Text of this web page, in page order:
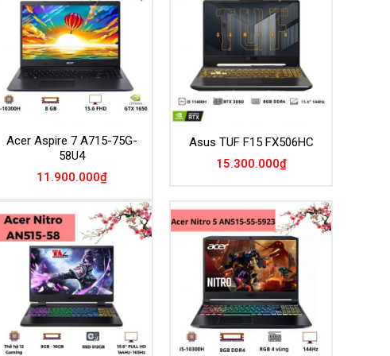
Add to
Wishlist
Acer Aspire 7 A715-75G-
58U4
11.900.000₫
Add to
Wishlist
Asus TUF F15 FX506HC
15.300.000₫
Add to
Wishlist
Add to
Wishlist